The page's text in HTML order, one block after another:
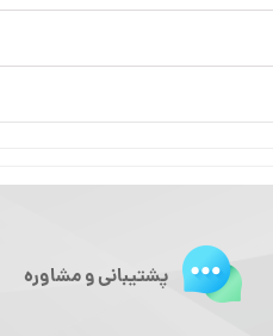
پشتیبانی و مشاوره